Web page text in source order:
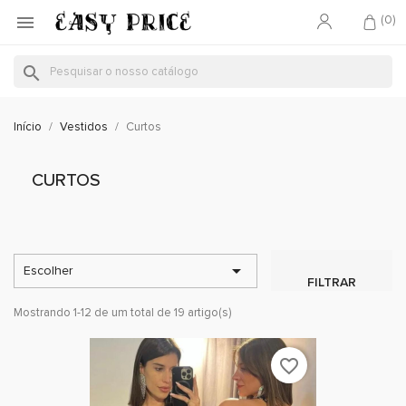
 (0)
search
Início Vestidos Curtos
CURTOS
Escolher 
FILTRAR
Mostrando 1-12 de um total de 19 artigo(s)
favorite_border